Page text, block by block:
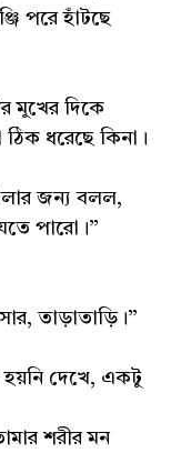
পরে হাঁটছে
মুখের দিকে
ধরেছে কিনা।
জন্য বলল,
পারো।”
তাড়াতাড়ি।”
হয়নি দেখে, একটু
শরীর মন